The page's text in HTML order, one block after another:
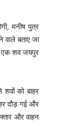
मनीष पुत्र
वाले बताए जा
एक शव जयपुर
को बाहर
दौड़ गई और
और वाहन